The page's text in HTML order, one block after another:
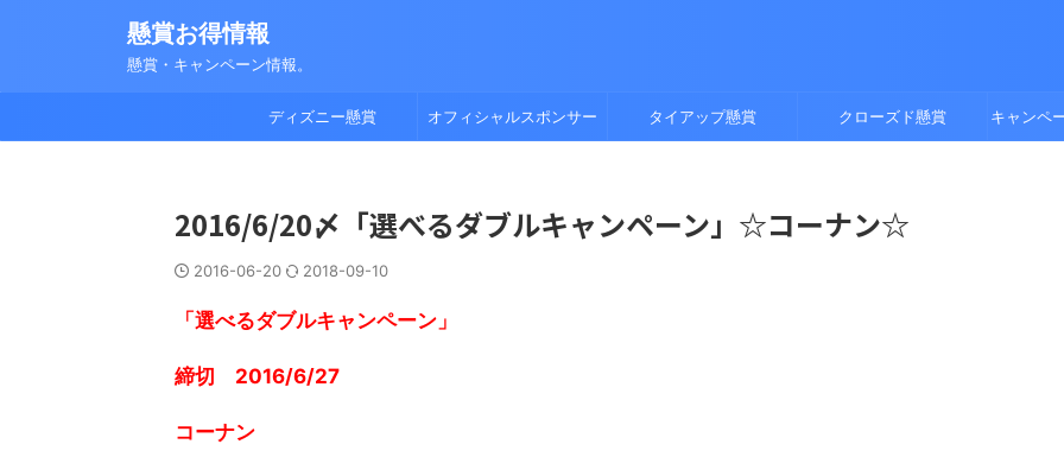
懸賞お得情報
懸賞・キャンペーン情報。
ディズニー懸賞 オフィシャルスポンサー タイアップ懸賞 クローズド懸賞 キャンペ
2016/6/20〆「選べるダブルキャンペーン」☆コーナン☆
2016-06-20 2018-09-10
「選べるダブルキャンペーン」
締切 2016/6/27
コーナン